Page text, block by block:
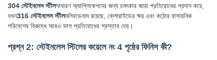
304 স্টেইনলেস স্টীলসাধারণ অ্যাপ্লিকেশনের জন্য চমৎকার জারা প্রতিরোধের প্রদান করে,
যখন316 স্টেইনলেস স্টীলমলিবডেনাম রয়েছে, ক্লোরাইডের ক্ষয় এবং কঠোর রাসায়নিক
পরিবেশের বিরুদ্ধে আরও ভাল প্রতিরোধের প্রস্তাব দেয়।
প্রশ্ন 2: স্টেইনলেস স্টিলের কয়েলে নং 4 পৃষ্ঠের ফিনিস কী?